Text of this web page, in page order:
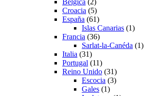
Bélgica (2)
Croacia (5)
España (61)
Islas Canarias (1)
Francia (36)
Sarlat-la-Canéda (1)
Italia (31)
Portugal (11)
Reino Unido (31)
Escocia (3)
Gales (1)